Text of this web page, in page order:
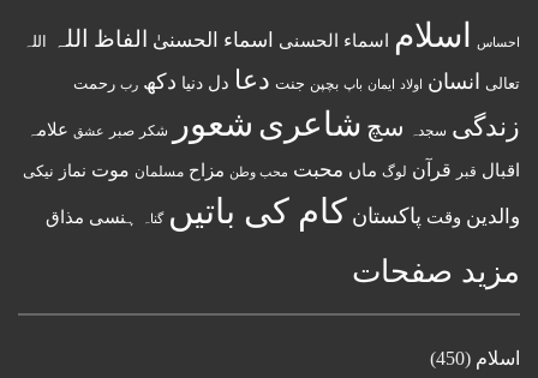
احساس اسلام اسماء الحسنى اسماء الحسنیٰ الفاظ اللہ اللہ
تعالی انسان اولاد ایمان باپ بچپن جنت دعا دل دنیا دکھ رب رحمت
زندگی سجدہ سچ شاعری شعور شکر صبر عشق علامہ
اقبال قبر قرآن لوگ ماں محبت محب وطن مزاح مسلمان موت نماز نیکی
والدین وقت پاکستان کام کی باتیں گناہ ہنسی مذاق
مزید صفحات
اسلام (450)